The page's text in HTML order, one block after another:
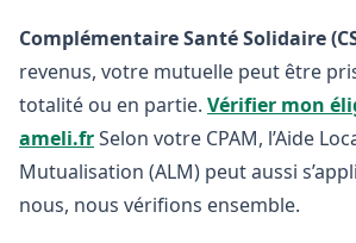
Complémentaire Santé Solidaire
revenus, votre mutuelle peut être
totalité ou en partie. Vérifier mon
ameli.frSelon votre CPAM, l’Aide
Mutualisation (ALM) peut aussi
nous, nous vérifions ensemble.